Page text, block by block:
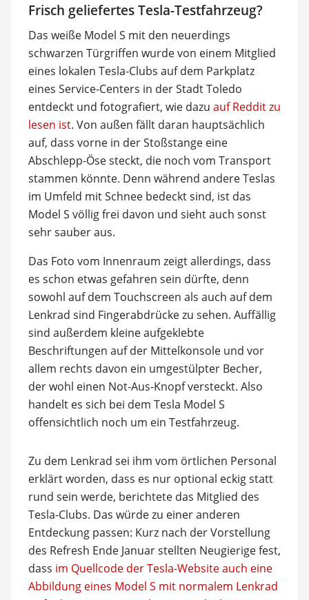
Frisch geliefertes Tesla-Testfahrzeug?
Das weiße Model S mit den neuerdings
schwarzen Türgriffen wurde von einem Mitglied
eines lokalen Tesla-Clubs auf dem Parkplatz
eines Service-Centers in der Stadt Toledo
entdeckt und fotografiert, wie dazu auf Reddit zu
lesen ist. Von außen fällt daran hauptsächlich
auf, dass vorne in der Stoßstange eine
Abschlepp-Öse steckt, die noch vom Transport
stammen könnte. Denn während andere Teslas
im Umfeld mit Schnee bedeckt sind, ist das
Model S völlig frei davon und sieht auch sonst
sehr sauber aus.
Das Foto vom Innenraum zeigt allerdings, dass
es schon etwas gefahren sein dürfte, denn
sowohl auf dem Touchscreen als auch auf dem
Lenkrad sind Fingerabdrücke zu sehen. Auffällig
sind außerdem kleine aufgeklebte
Beschriftungen auf der Mittelkonsole und vor
allem rechts davon ein umgestülpter Becher,
der wohl einen Not-Aus-Knopf versteckt. Also
handelt es sich bei dem Tesla Model S
offensichtlich noch um ein Testfahrzeug.
Zu dem Lenkrad sei ihm vom örtlichen Personal
erklärt worden, dass es nur optional eckig statt
rund sein werde, berichtete das Mitglied des
Tesla-Clubs. Das würde zu einer anderen
Entdeckung passen: Kurz nach der Vorstellung
des Refresh Ende Januar stellten Neugierige fest,
dass im Quellcode der Tesla-Website auch eine
Abbildung eines Model S mit normalem Lenkrad